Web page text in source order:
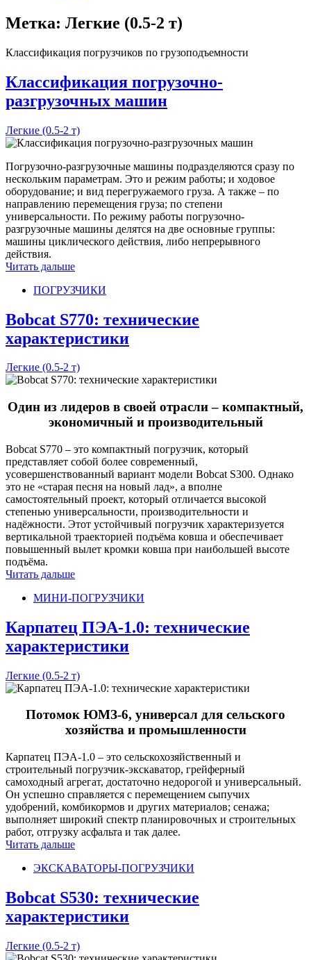
Метка: Легкие (0.5-2 т)
Классификация погрузчиков по грузоподъемности
Классификация погрузочно-
разгрузочных машин
Легкие (0.5-2 т)
Погрузочно-разгрузочные машины подразделяются сразу по
нескольким параметрам. Это и режим работы; и ходовое
оборудование; и вид перегружаемого груза. А также – по
направлению перемещения груза; по степени
универсальности. По режиму работы погрузочно-
разгрузочные машины делятся на две основные группы:
машины циклического действия, либо непрерывного
действия.
Читать дальше
ПОГРУЗЧИКИ
Bobcat S770: технические
характеристики
Легкие (0.5-2 т)
Один из лидеров в своей отрасли – компактный,
экономичный и производительный
Bobcat S770 – это компактный погрузчик, который
представляет собой более современный,
усовершенствованный вариант модели Bobcat S300. Однако
это не «старая песня на новый лад», а вполне
самостоятельный проект, который отличается высокой
степенью универсальности, производительности и
надёжности. Этот устойчивый погрузчик характеризуется
вертикальной траекторией подъёма ковша и обеспечивает
повышенный вылет кромки ковша при наибольшей высоте
подъёма.
Читать дальше
МИНИ-ПОГРУЗЧИКИ
Карпатец ПЭА-1.0: технические
характеристики
Легкие (0.5-2 т)
Потомок ЮМЗ-6, универсал для сельского
хозяйства и промышленности
Карпатец ПЭА-1.0 – это сельскохозяйственный и
строительный погрузчик-экскаватор, грейферный
самоходный агрегат, достаточно недорогой и универсальный.
Он успешно справляется с перемещением сыпучих
удобрений, комбикормов и других материалов; сенажа;
выполняет широкий спектр планировочных и строительных
работ, отгрузку асфальта и так далее.
Читать дальше
ЭКСКАВАТОРЫ-ПОГРУЗЧИКИ
Bobcat S530: технические
характеристики
Легкие (0.5-2 т)